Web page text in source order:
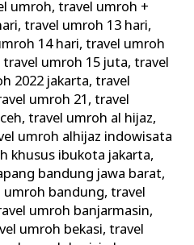
umroh,travel umroh +
,travel umroh 13 hari,
14 hari,travel umroh
travel umroh 15 juta,travel
2022 jakarta,travel
umroh 21,travel
,travel umroh al hijaz,
umroh alhijaz indowisata
khusus ibukota jakarta,
bandung jawa barat,
umroh bandung,travel
umroh banjarmasin,
umroh bekasi,travel